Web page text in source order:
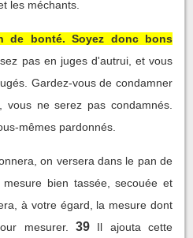
les méchants.
de bonté. Soyez donc bons
pas en juges d'autrui, et vous
Gardez-vous de condamner
ne serez pas condamnés.
mêmes pardonnés.
on versera dans le pan de
bien tassée, secouée et
à votre égard, la mesure dont
mesurer.
39
Il ajouta cette